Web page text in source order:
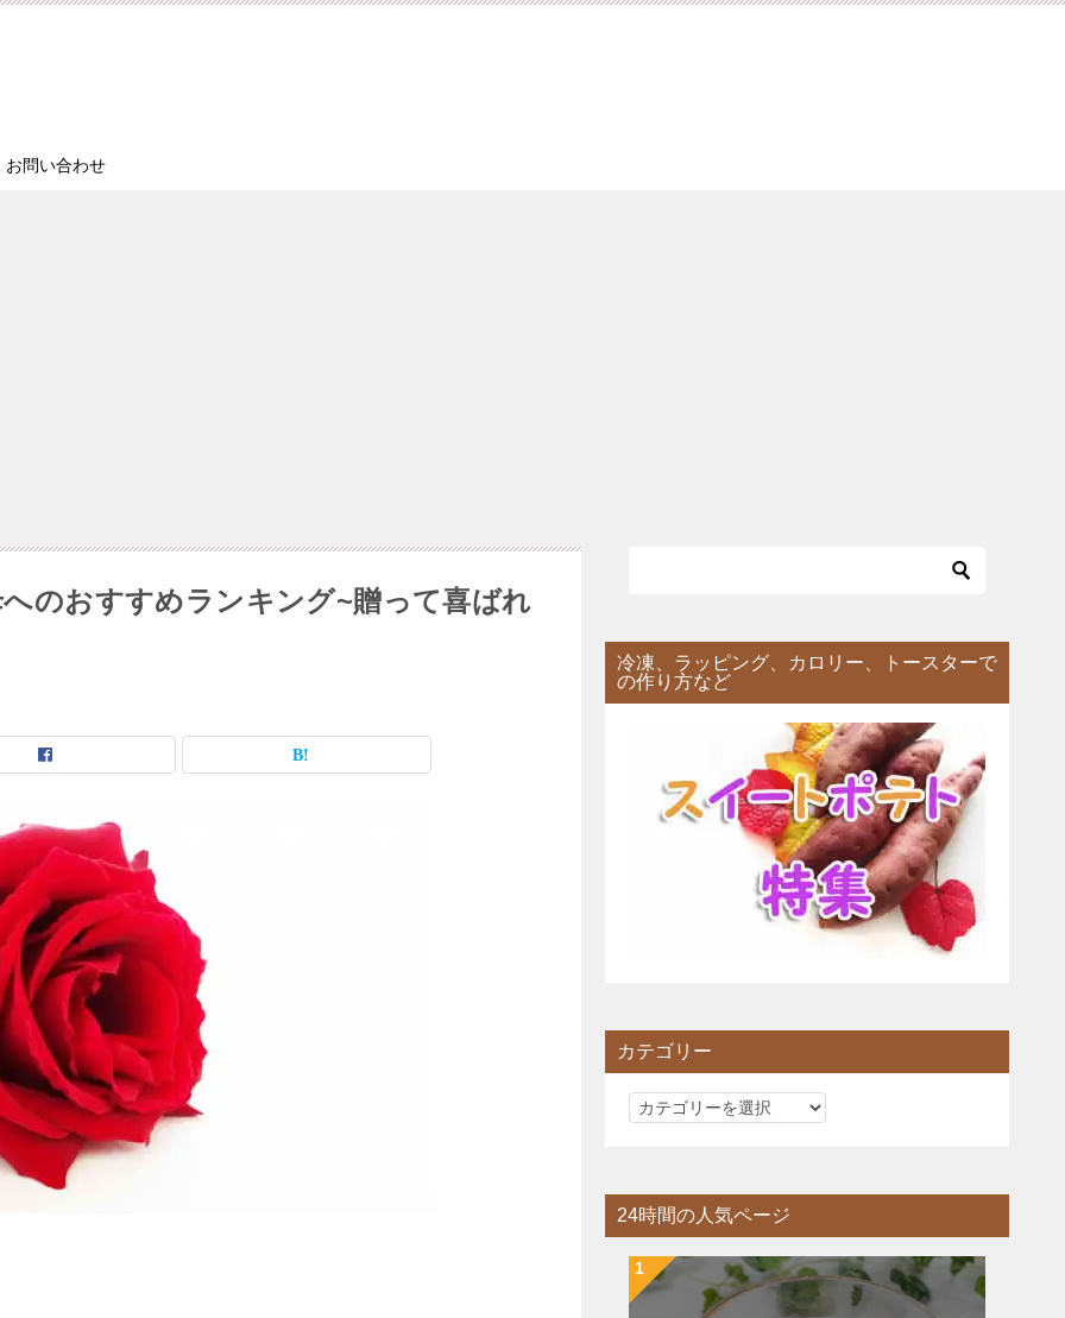
お問い合わせ
のおすすめランキング~贈って喜ばれ
冷凍、ラッピング、カロリー、トースターで
の作り方など
カテゴリー
カ
リ
ー
24時間の人気ページ